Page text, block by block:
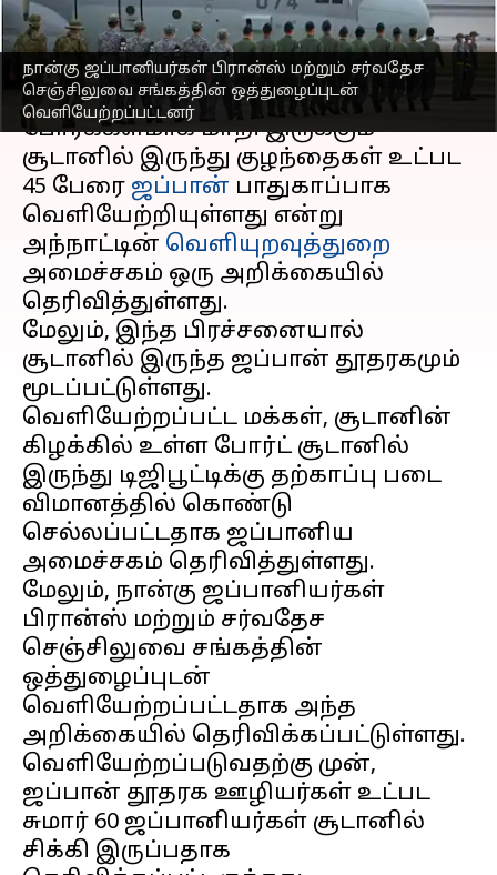
நான்கு ஜப்பானியர்கள் பிரான்ஸ் மற்றும் சர்வதேச
செஞ்சிலுவை சங்கத்தின் ஒத்துழைப்புடன்
வெளியேற்றப்பட்டனர்
எழுதியவர் Sindhuja SM Apr 25, 2023 10:09 am
செய்தி முன்னோட்டம்
போர்க்களமாக மாறி இருக்கும்
சூடானில் இருந்து குழந்தைகள் உட்பட
45 பேரை ஜப்பான் பாதுகாப்பாக
வெளியேற்றியுள்ளது என்று
அந்நாட்டின் வெளியுறவுத்துறை
அமைச்சகம் ஒரு அறிக்கையில்
தெரிவித்துள்ளது.
மேலும், இந்த பிரச்சனையால்
சூடானில் இருந்த ஜப்பான் தூதரகமும்
மூடப்பட்டுள்ளது.
வெளியேற்றப்பட்ட மக்கள், சூடானின்
கிழக்கில் உள்ள போர்ட் சூடானில்
இருந்து டிஜிபூட்டிக்கு தற்காப்பு படை
விமானத்தில் கொண்டு
செல்லப்பட்டதாக ஜப்பானிய
அமைச்சகம் தெரிவித்துள்ளது.
மேலும், நான்கு ஜப்பானியர்கள்
பிரான்ஸ் மற்றும் சர்வதேச
செஞ்சிலுவை சங்கத்தின்
ஒத்துழைப்புடன்
வெளியேற்றப்பட்டதாக அந்த
அறிக்கையில் தெரிவிக்கப்பட்டுள்ளது.
வெளியேற்றப்படுவதற்கு முன்,
ஜப்பான் தூதரக ஊழியர்கள் உட்பட
சுமார் 60 ஜப்பானியர்கள் சூடானில்
சிக்கி இருப்பதாக